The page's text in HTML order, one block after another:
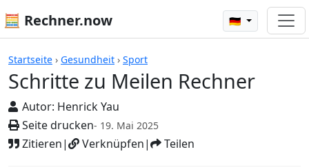
🧮 Rechner.now 🇩🇪
Startseite › Gesundheit › Sport
Schritte zu Meilen Rechner
Autor: Henrick Yau
Seite drucken- 19. Mai 2025
Zitieren| Verknüpfen| Teilen
Rechner